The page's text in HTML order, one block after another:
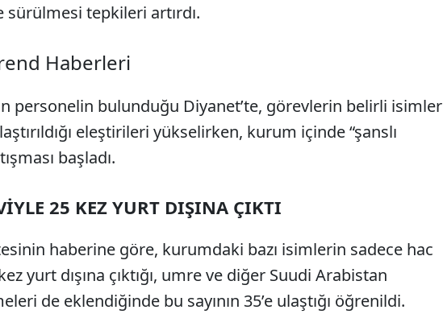
sürülmesi tepkileri artırdı.
Haberleri
Sesi Aç
personelin bulunduğu Diyanet’te, görevlerin belirli isimler
eleştirileri yükselirken, kurum içinde “şanslı
başladı.
25 KEZ YURT DIŞINA ÇIKTI
haberine göre, kurumdaki bazı isimlerin sadece hac
yurt dışına çıktığı, umre ve diğer Suudi Arabistan
de eklendiğinde bu sayının 35’e ulaştığı öğrenildi.